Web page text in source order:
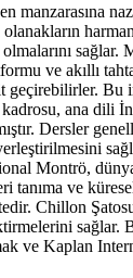
ve akıllı
geçirebilirler.
ana dili
Dersler
Montrö,
ve
Chillon
ve Kaplan